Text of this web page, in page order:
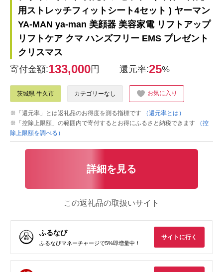
用ストレッチフィットシート4セット ) ヤーマン
YA-MAN ya-man 美顔器 美容家電 リフトアップ
リフトケア クマ ハンズフリー EMS プレゼント
クリスマス
寄付金額:133,000円 還元率:25%
茨城県 牛久市 カテゴリーなし お気に入り
※「還元率」とは返礼品のお得度を測る指標です
（還元率とは）
※「控除上限額」の範囲内で寄付するとお得にふるさと納税できます
（控
除上限額を調べる）
詳細を見る
この返礼品の取扱いサイト
ふるなび
ふるなびマネーチャージで5%即増量中！
サイトに行く